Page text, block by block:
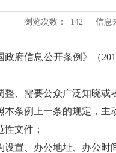
浏览次数： 142 信息
政府信息公开条例》（
整、需要公众广泛知晓
本条例上一条的规定，
性文件；
设置、办公地址、办公